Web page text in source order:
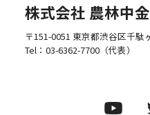
株式会社 農林中
〒151-0051 東京都渋谷区千駄
Tel： 03-6362-7700（代表）